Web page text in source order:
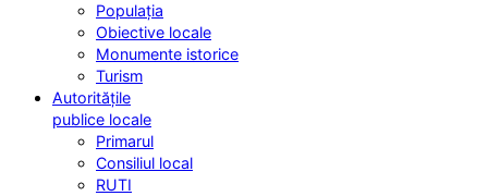
Populația
Obiective locale
Monumente istorice
Turism
Autoritățile
publice locale
Primarul
Consiliul local
RUTI